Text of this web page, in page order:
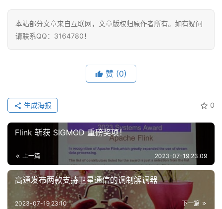
本站部分文章来自互联网，文章版权归原作者所有。如有疑问
请联系QQ：3164780！
赞 (0)
0
生成海报
Flink 斩获 SIGMOD 重磅奖项！
上一篇 2023-07-19 23:09
高通发布两款支持卫星通信的调制解调器
下一篇
2023-07-19 23:10